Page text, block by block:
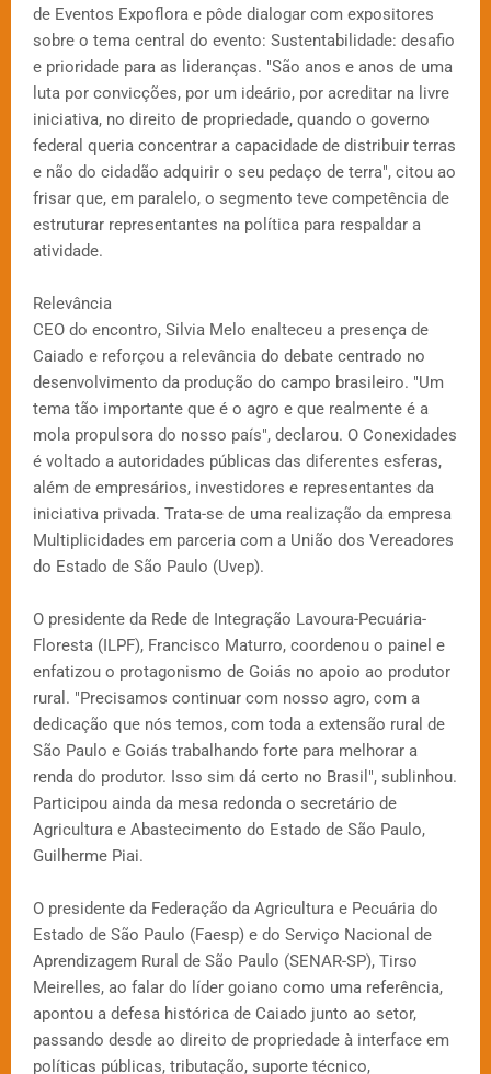
de Eventos Expoflora e pôde dialogar com expositores
sobre o tema central do evento: Sustentabilidade: desafio
e prioridade para as lideranças. "São anos e anos de uma
luta por convicções, por um ideário, por acreditar na livre
iniciativa, no direito de propriedade, quando o governo
federal queria concentrar a capacidade de distribuir terras
e não do cidadão adquirir o seu pedaço de terra", citou ao
frisar que, em paralelo, o segmento teve competência de
estruturar representantes na política para respaldar a
atividade.
Relevância
CEO do encontro, Silvia Melo enalteceu a presença de
Caiado e reforçou a relevância do debate centrado no
desenvolvimento da produção do campo brasileiro. "Um
tema tão importante que é o agro e que realmente é a
mola propulsora do nosso país", declarou. O Conexidades
é voltado a autoridades públicas das diferentes esferas,
além de empresários, investidores e representantes da
iniciativa privada. Trata-se de uma realização da empresa
Multiplicidades em parceria com a União dos Vereadores
do Estado de São Paulo (Uvep).
O presidente da Rede de Integração Lavoura-Pecuária-
Floresta (ILPF), Francisco Maturro, coordenou o painel e
enfatizou o protagonismo de Goiás no apoio ao produtor
rural. "Precisamos continuar com nosso agro, com a
dedicação que nós temos, com toda a extensão rural de
São Paulo e Goiás trabalhando forte para melhorar a
renda do produtor. Isso sim dá certo no Brasil", sublinhou.
Participou ainda da mesa redonda o secretário de
Agricultura e Abastecimento do Estado de São Paulo,
Guilherme Piai.
O presidente da Federação da Agricultura e Pecuária do
Estado de São Paulo (Faesp) e do Serviço Nacional de
Aprendizagem Rural de São Paulo (SENAR-SP), Tirso
Meirelles, ao falar do líder goiano como uma referência,
apontou a defesa histórica de Caiado junto ao setor,
passando desde ao direito de propriedade à interface em
políticas públicas, tributação, suporte técnico,